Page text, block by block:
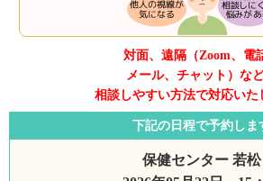
対面、遠隔（Zoom、電
メール、チャット）など
相談しやすい方法で対応いた
下記の日程で予約しま
保健センター 若松